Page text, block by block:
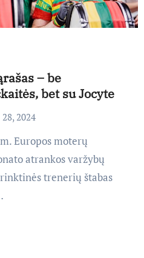
– be
bet su Jocyte
28, 2024
Europos moterų
atrankos varžybų
trenerių štabas